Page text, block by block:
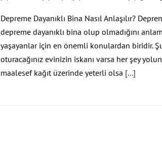
Depreme Dayanıklı Bina Nasıl Anlaşılır?
depreme dayanıklı bina olup olmadığını
yaşayanlar için en önemli konulardan biridir.
oturacağınız evinizin iskanı varsa her şey
maalesef kağıt üzerinde yeterli olsa [...]